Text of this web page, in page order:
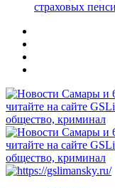
страховых
Меню